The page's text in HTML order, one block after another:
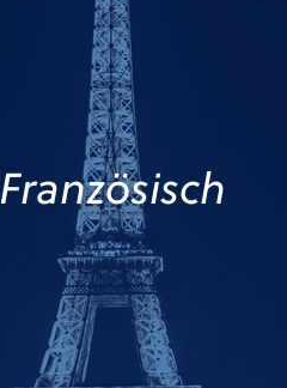
Französisch